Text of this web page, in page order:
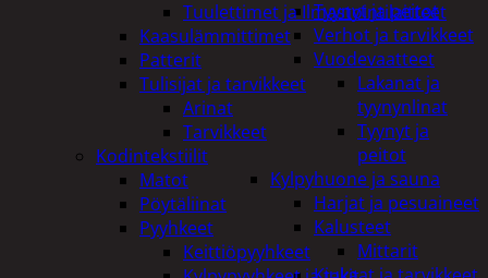
Tyynyt ja peitot
Verhot ja tarvikkeet
Vuodevaatteet
Lakanat ja
tyynynlinat
Tyynyt ja
peitot
Kylpyhuone ja sauna
Harjat ja pesuaineet
Kalusteet
Mittarit
Tuulettimet ja Ilmastointilaitteet
Kaasulämmittimet
Patterit
Tulisijat ja tarvikkeet
Arinat
Tarvikkeet
Kodintekstiilit
Matot
Pöytäliinat
Pyyhkeet
Keittiöpyyhkeet